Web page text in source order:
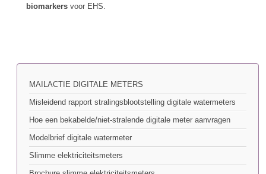
biomarkers voor EHS.
MAILACTIE DIGITALE METERS
Misleidend rapport stralingsblootstelling digitale watermeters
Hoe een bekabelde/niet-stralende digitale meter aanvragen
Modelbrief digitale watermeter
Slimme elektriciteitsmeters